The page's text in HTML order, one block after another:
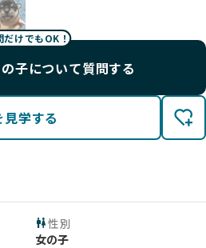
だけでもOK！
の子について質問する
見学する
wc性別
女の子